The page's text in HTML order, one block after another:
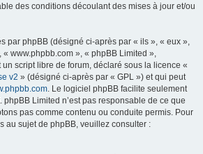
des conditions découlant des mises à jour et/ou
par phpBB (désigné ci-après par « ils », « eux »,
www.phpbb.com », « phpBB Limited »,
script libre de forum, déclaré sous la licence «
v2 » (désigné ci-après par « GPL ») et qui peut
. Le logiciel phpBB facilite seulement
phpBB Limited n’est pas responsable de ce que
pas comme contenu ou conduite permis. Pour
au sujet de phpBB, veuillez consulter :